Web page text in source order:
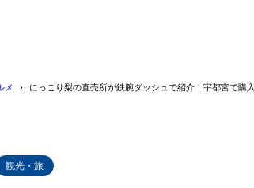
メ にっこり梨の直売所が鉄腕ダッシュで紹介！宇都宮で購
観光・旅